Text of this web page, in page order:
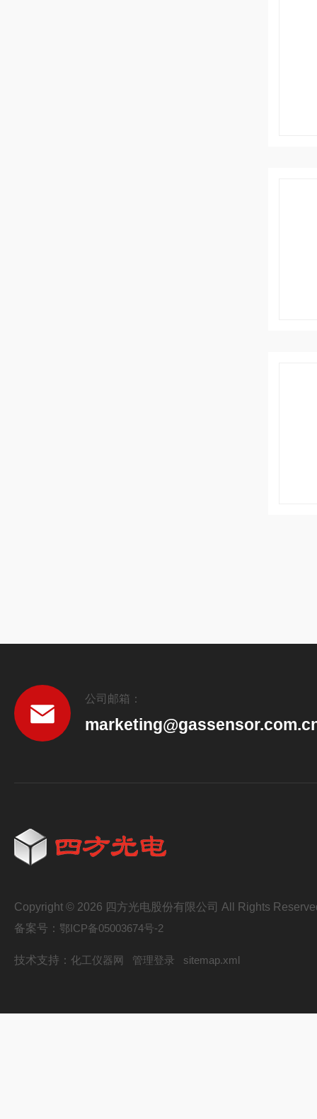
公司邮箱：
Copyright © 2026 四方光电股份有限公司 All Rights
备案号： 鄂ICP备05003674号-2
技术支持： 化工仪器网 管理登录 sitemap.xml